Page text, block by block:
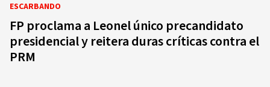
ESCARBANDO
FP proclama a Leonel único precandidato
presidencial y reitera duras críticas contra el
PRM